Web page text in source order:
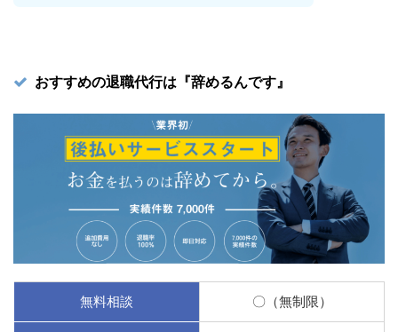
おすすめの退職代行は『辞めるんです』
無料相談 〇（無制限）